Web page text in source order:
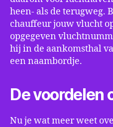
heen- als de terugweg.
chauffeur jouw vlucht
opgegeven
hij in de aankomsthal
een naambordje.
De voordelen
Nu je wat meer weet